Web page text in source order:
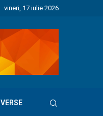
vineri, 17 iulie 2026